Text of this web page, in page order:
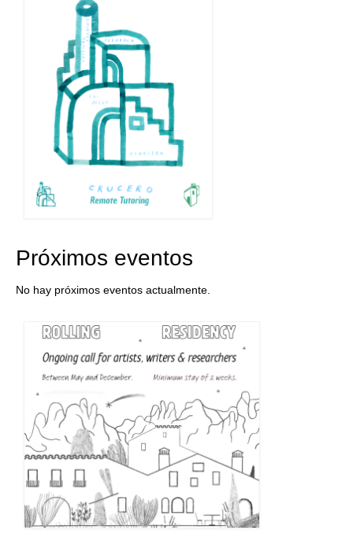
Próximos eventos
No hay próximos eventos actualmente.